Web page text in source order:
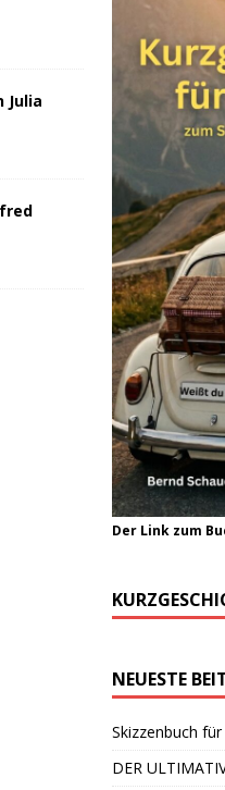
Julia
Der Link zum
NEUESTE
Skizzenbuch
DER